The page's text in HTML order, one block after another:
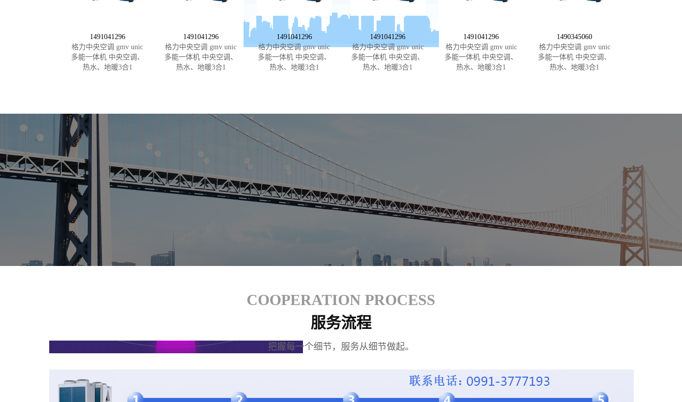
1491041296
格力中央空调 gmv unic
多能一体机 中央空调、
热水、地暖3合1
1491041296
格力中央空调 gmv unic
多能一体机 中央空调、
热水、地暖3合1
1491041296
格力中央空调 gmv unic
多能一体机 中央空调、
热水、地暖3合1
1491041296
格力中央空调 gmv unic
多能一体机 中央空调、
热水、地暖3合1
1491041296
格力中央空调 gmv unic
多能一体机 中央空调、
热水、地暖3合1
1490345060
格力中央空调 gmv unic
多能一体机 中央空调、
热水、地暖3合1
COOPERATION PROCESS
服务流程
把握每一个细节，服务从细节做起。